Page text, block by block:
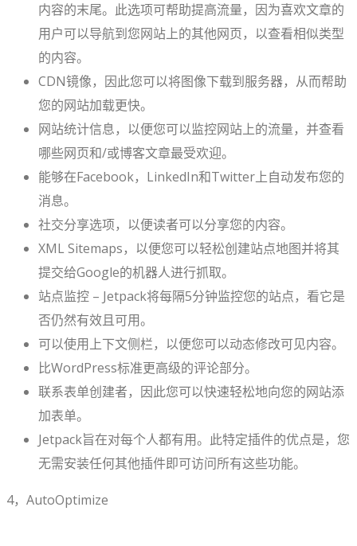
内容的末尾。此选项可帮助提高流量，因为喜欢文章的
用户可以导航到您网站上的其他网页，以查看相似类型
的内容。
CDN镜像，因此您可以将图像下载到服务器，从而帮助
您的网站加载更快。
网站统计信息，以便您可以监控网站上的流量，并查看
哪些网页和/或博客文章最受欢迎。
能够在Facebook，LinkedIn和Twitter上自动发布您的
消息。
社交分享选项，以便读者可以分享您的内容。
XML Sitemaps，以便您可以轻松创建站点地图并将其
提交给Google的机器人进行抓取。
站点监控 – Jetpack将每隔5分钟监控您的站点，看它是
否仍然有效且可用。
可以使用上下文侧栏，以便您可以动态修改可见内容。
比WordPress标准更高级的评论部分。
联系表单创建者，因此您可以快速轻松地向您的网站添
加表单。
Jetpack旨在对每个人都有用。此特定插件的优点是，您
无需安装任何其他插件即可访问所有这些功能。
4，AutoOptimize